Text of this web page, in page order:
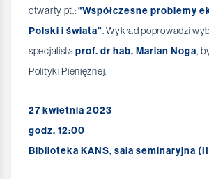
otwarty pt.:"Współczesne problemy
Polski i świata”. Wykład poprowadzi
specjalistaprof. dr hab. Marian Noga,
Polityki Pieniężnej.
27 kwietnia 2023
godz. 12:00
Biblioteka KANS, sala seminaryjna